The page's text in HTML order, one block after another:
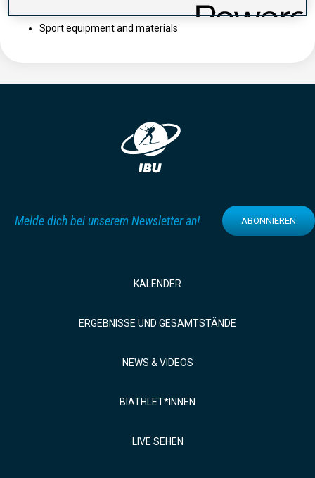
Sport equipment and materials
Melde dich bei unserem Newsletter an! ABONNIEREN
KALENDER
ERGEBNISSE UND GESAMTSTÄNDE
NEWS & VIDEOS
BIATHLET*INNEN
LIVE SEHEN